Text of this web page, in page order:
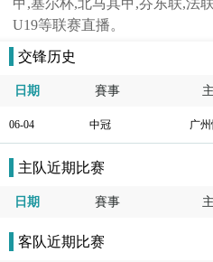
甲,塞尔杯,北马其甲,芬东联,法
U19等联赛直播。
交锋历史
日期 賽事
06-04 中冠 广
主队近期比赛
日期 賽事
客队近期比赛